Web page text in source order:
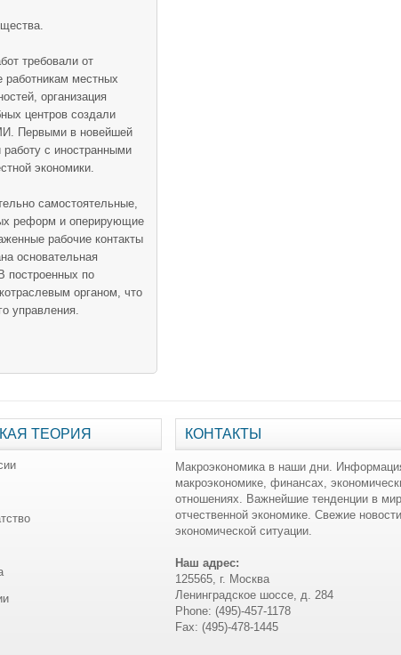
требовали от
работникам местных
организация
центров создали
Первыми в новейшей
с иностранными
экономики.
самостоятельные,
реформ и оперирующие
рабочие контакты
основательная
построенных по
органом, что
управления.
ТЕОРИЯ КОНТАКТЫ
Макроэкономика в наши дни.
макроэкономике, финансах,
отношениях. Важнейшие тенденции в
отчественной экономике. Свежие
экономической ситуации.
Наш адрес:
125565, г. Москва
Ленинградское шоссе, д. 284
Phone: (495)-457-1178
Fax: (495)-478-1445